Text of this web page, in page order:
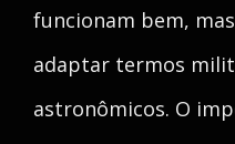
funcionam bem,
adaptar termos
astronômicos. O